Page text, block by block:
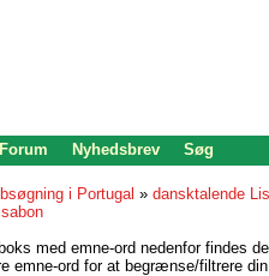
Nyhedsbrev Søg
i Portugal » dansktalende
med emne-ord nedenfor findes
emne-ord for at begrænse/filtrere